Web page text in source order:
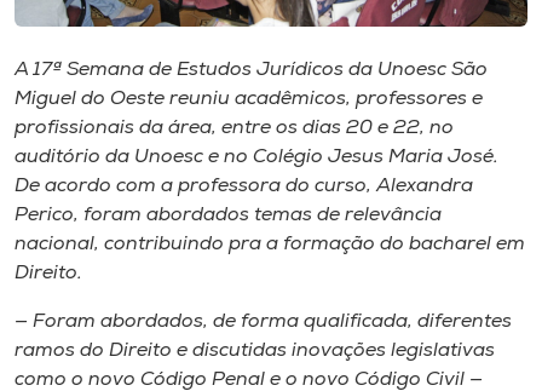
Unoesc
Store
o idioma
A+
A 17ª Semana de Estudos Jurídicos da Unoesc São
Miguel do Oeste reuniu acadêmicos, professores e
profissionais da área, entre os dias 20 e 22, no
auditório da Unoesc e no Colégio Jesus Maria José.
De acordo com a professora do curso, Alexandra
Perico, foram abordados temas de relevância
nacional, contribuindo pra a formação do bacharel em
Direito.
— Foram abordados, de forma qualificada, diferentes
ramos do Direito e discutidas inovações legislativas
como o novo Código Penal e o novo Código Civil —